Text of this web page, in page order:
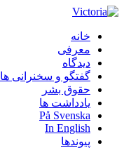
خانه
معرفی
دیدگاه
گفتگو و سخنرانی ها
حقوق بشر
یادداشت ها
På Svenska
In English
پیوندها